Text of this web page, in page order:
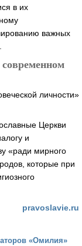
в их
важных
личности»
Церкви
и
«ради мирного
которые при
pravoslavie.ru
«Омилия»